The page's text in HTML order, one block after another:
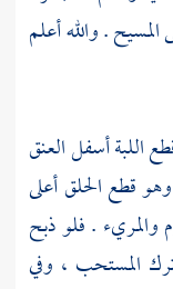
المسيح. والله أعلم
اللبة أسفل العنق
قطع الحلق أعلى
والمريء . فلو ذبح
المستحب ، وفي